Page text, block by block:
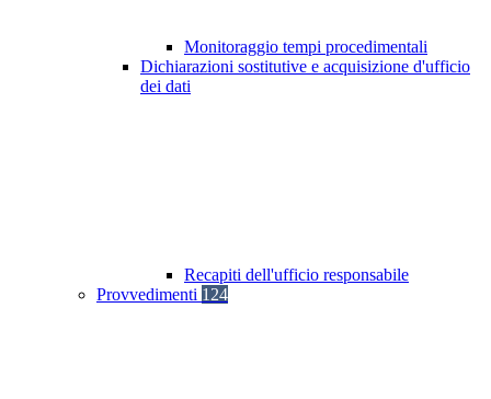
Monitoraggio tempi procedimentali
Dichiarazioni sostitutive e acquisizione d'ufficio
dei dati
Recapiti dell'ufficio responsabile
Provvedimenti 124